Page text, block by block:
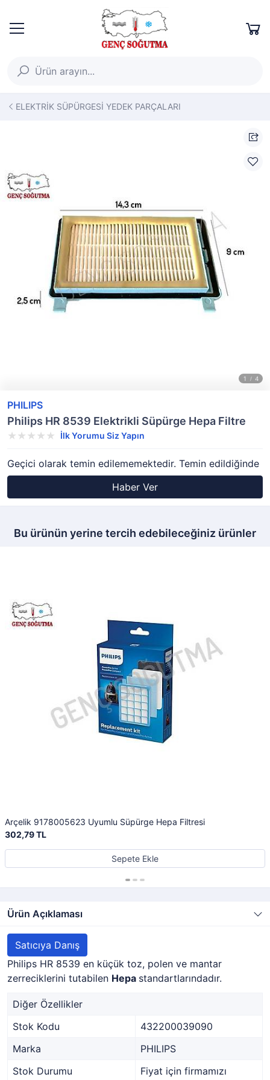
ELEKTRİK SÜPÜRGESİ YEDEK PARÇALARI
PHILIPS
Philips HR 8539 Elektrikli Süpürge Hepa Filtre
İlk Yorumu Siz Yapın
Geçici olarak temin edilememektedir. Temin edildiğinde
Haber Ver
Bu ürünün yerine tercih edebileceğiniz ürünler
Arçelik 9178005623 Uyumlu Süpürge Hepa Filtresi
302,79 TL
Sepete Ekle
Ürün Açıklaması
Satıcıya Danış
Philips HR 8539 en küçük toz, polen ve mantar
zerreciklerini tutabilen Hepa standartlarındadır.
Diğer Özellikler
Stok Kodu
432200039090
Marka
PHILIPS
Stok Durumu
Fiyat için firmamızı